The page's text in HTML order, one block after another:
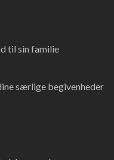
til sin familie
særlige begivenheder